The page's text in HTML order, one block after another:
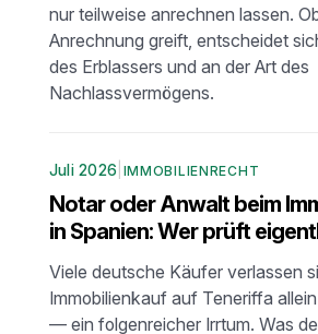
nur teilweise anrechnen lassen.
Anrechnung greift, entscheidet
des Erblassers und an der Art des
Nachlassvermögens.
Juli 2026 IMMOBILIENRECHT
Notar oder Anwalt beim
in Spanien: Wer prüft
Viele deutsche Käufer verlassen
Immobilienkauf auf Teneriffa
— ein folgenreicher Irrtum. Was